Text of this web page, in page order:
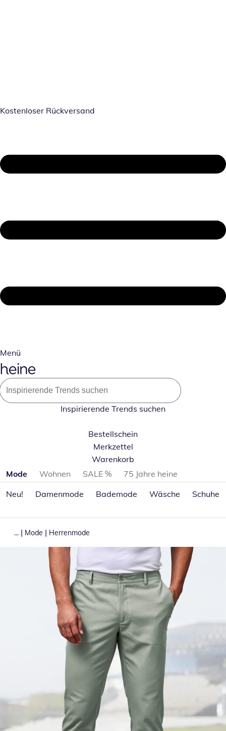
Kostenloser Rückversand
Menü
Inspirierende Trends suchen
Bestellschein
Merkzettel
Warenkorb
Produktkategorien überspringen
Mode Wohnen SALE %
75 Jahre heine
Neu!
Damenmode Bademode Wäsche Schuhe
... | Mode | Herrenmode